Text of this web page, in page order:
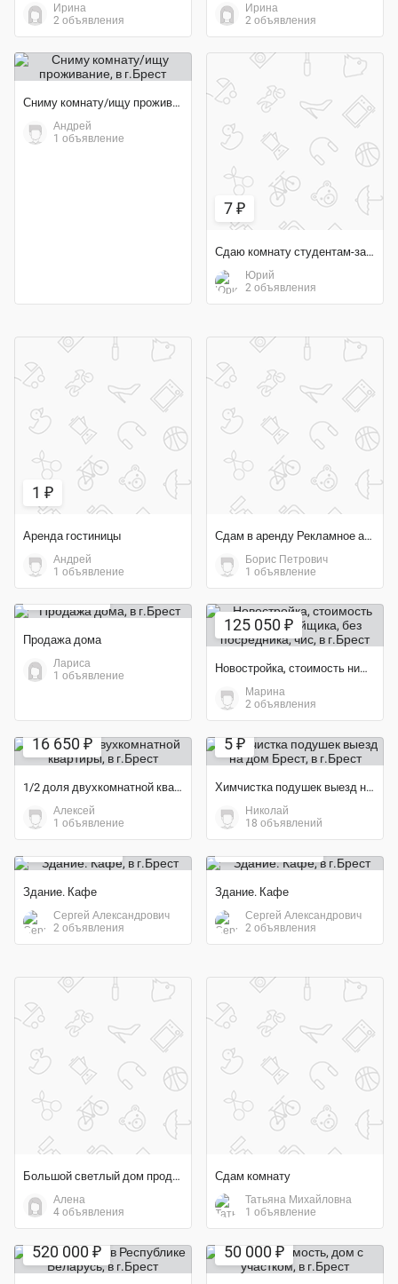
Ирина
2 объявления
Ирина
2 объявления
Сниму комнату/ищу проживание
Андрей
1 объявление
7 ₽
Сдаю комнату студентам-заочникам
Юрий
2 объявления
1 ₽
Аренда гостиницы
Андрей
1 объявление
Сдам в аренду Рекламное агентство
Борис Петрович
1 объявление
Экономия 6%
Продажа дома
Лариса
1 объявление
125 050 ₽
Новостройка, стоимость ниже застройщика, без посредника, чис
Марина
2 объявления
16 650 ₽
1/2 доля двухкомнатной квартиры
Алексей
1 объявление
5 ₽
Химчистка подушек выезд на дом Брест
Николай
18 объявлений
Здание. Кафе
Сергей Александрович
2 объявления
Здание. Кафе
Сергей Александрович
2 объявления
Большой светлый дом продается
Алена
4 объявления
Сдам комнату
Татьяна Михайловна
1 объявление
520 000 ₽ 50 000 ₽